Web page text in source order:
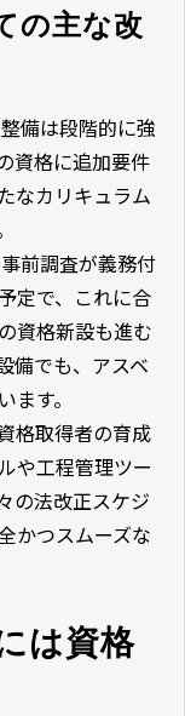
の主な改
備は段階的に強
資格に追加要件
なカリキュラム
前調査が義務付
定で、これに合
資格新設も進む
備でも、アスベ
す。
格取得者の育成
や工程管理ツー
の法改正スケジ
かつスムーズな
は資格